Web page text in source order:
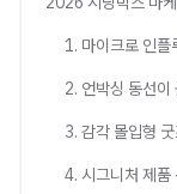
1. 마이크로 인플
2. 언박싱 동선이
3. 감각 몰입형
4. 시그니처 제